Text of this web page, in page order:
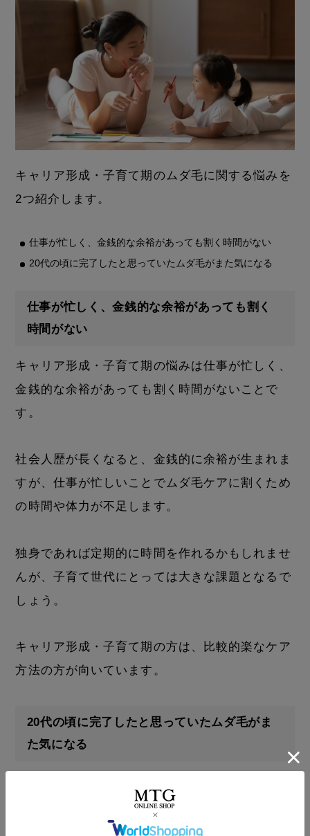
キャリア形成・子育て期のムダ毛に関する悩みを
2つ紹介します。
仕事が忙しく、金銭的な余裕があっても割く時間がない
20代の頃に完了したと思っていたムダ毛がまた気になる
仕事が忙しく、金銭的な余裕があっても割く
時間がない
キャリア形成・子育て期の悩みは仕事が忙しく、
金銭的な余裕があっても割く時間がないことで
す。
社会人歴が長くなると、金銭的に余裕が生まれま
すが、仕事が忙しいことでムダ毛ケアに割くため
の時間や体力が不足します。
独身であれば定期的に時間を作れるかもしれませ
んが、子育て世代にとっては大きな課題となるで
しょう。
キャリア形成・子育て期の方は、比較的楽なケア
方法の方が向いています。
20代の頃に完了したと思っていたムダ毛がま
た気になる
アが完了したと思っていたムダ毛が気になる可能
性があるため注意しましょう。